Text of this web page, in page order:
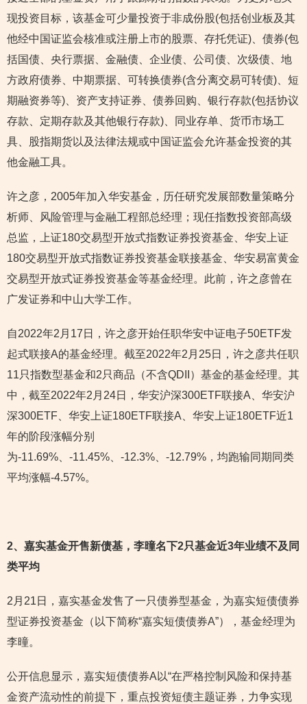
现投资目标，该基金可少量投资于非成份股(包括创业板及其
他经中国证监会核准或注册上市的股票、存托凭证)、债券(包
括国债、央行票据、金融债、企业债、公司债、次级债、地
方政府债券、中期票据、可转换债券(含分离交易可转债)、短
期融资券等)、资产支持证券、债券回购、银行存款(包括协议
存款、定期存款及其他银行存款)、同业存单、货币市场工
具、股指期货以及法律法规或中国证监会允许基金投资的其
他金融工具。
许之彦，2005年加入华安基金，历任研究发展部数量策略分
析师、风险管理与金融工程部总经理；现任指数投资部高级
总监，上证180交易型开放式指数证券投资基金、华安上证
180交易型开放式指数证券投资基金联接基金、华安易富黄金
交易型开放式证券投资基金等基金经理。此前，许之彦曾在
广发证券和中山大学工作。
自2022年2月17日，许之彦开始任职华安中证电子50ETF发
起式联接A的基金经理。截至2022年2月25日，许之彦共任职
11只指数型基金和2只商品（不含QDII）基金的基金经理。其
中，截至2022年2月24日，华安沪深300ETF联接A、华安沪
深300ETF、华安上证180ETF联接A、华安上证180ETF近1
年的阶段涨幅分别
为-11.69%、-11.45%、-12.3%、-12.79%，均跑输同期同类
平均涨幅-4.57%。
2、嘉实基金开售新债基，李曈名下2只基金近3年业绩不及同
类平均
2月21日，嘉实基金发售了一只债券型基金，为嘉实短债债券
型证券投资基金（以下简称“嘉实短债债券A”），基金经理为
李曈。
公开信息显示，嘉实短债债券A以“在严格控制风险和保持基
金资产流动性的前提下，重点投资短债主题证券，力争实现